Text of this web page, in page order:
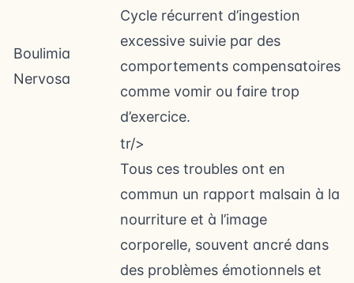
Boulimia
Nervosa
Cycle récurrent d’ingestion
excessive suivie par des
comportements compensatoires
comme vomir ou faire trop
d’exercice.
tr/>
Tous ces troubles ont en
commun un rapport malsain à la
nourriture et à l’image
corporelle, souvent ancré dans
des problèmes émotionnels et